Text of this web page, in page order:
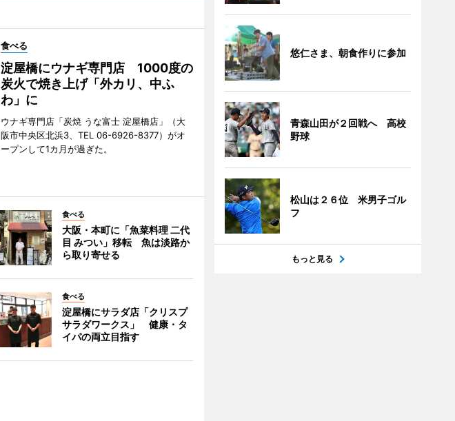
食べる
淀屋橋にウナギ専門店 1000度の
炭火で焼き上げ「外カリ、中ふ
わ」に
ウナギ専門店「炭焼 うな富士 淀屋橋店」（大
阪市中央区北浜3、TEL 06-6926-8377）がオ
ープンして1カ月が過ぎた。
食べる
大阪・本町に「魚菜料理 二代
目 みつい」移転 魚は淡路か
ら取り寄せる
食べる
淀屋橋にサラダ店「クリスプ
サラダワークス」 健康・タ
イパの両立目指す
悠仁さま、朝食作りに参加
青森山田が２回戦へ 高校
野球
松山は２６位 米男子ゴル
フ
もっと見る